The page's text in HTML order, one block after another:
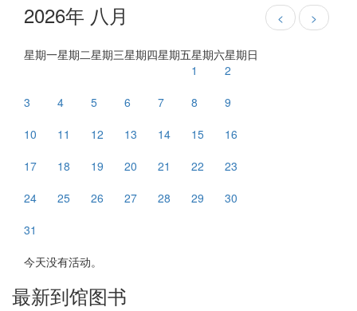
2026年 八月
< >
星期一星期二星期三星期四星期五星期六星期日
1
2
3
4 5 6 7 8
9
10
11 12 13 14 15
16
17
18 19 20 21 22
23
24
25 26 27 28 29
30
31
今天没有活动。
最新到馆图书